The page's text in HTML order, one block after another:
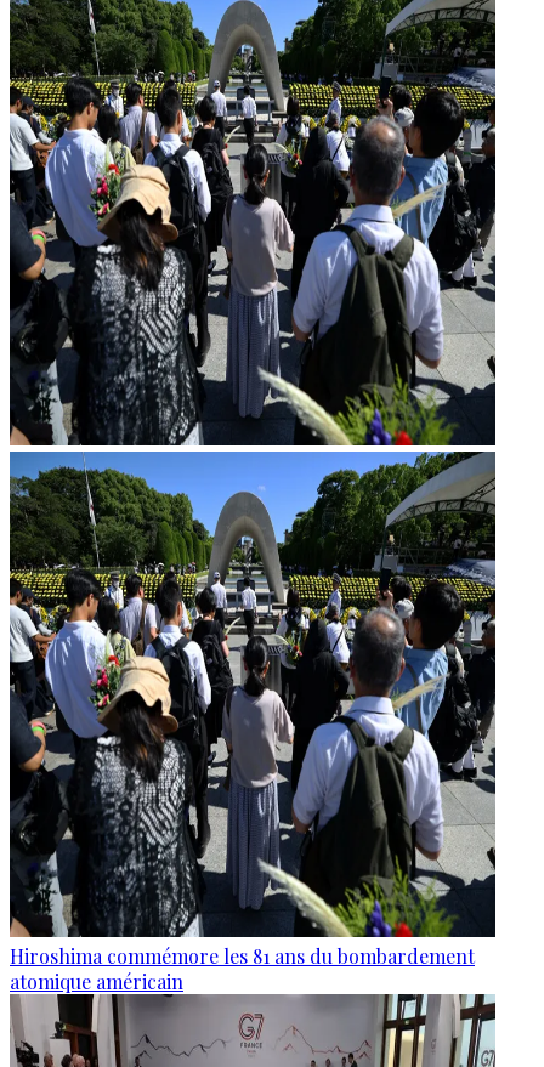
Hiroshima commémore les 81 ans du bombardement
atomique américain